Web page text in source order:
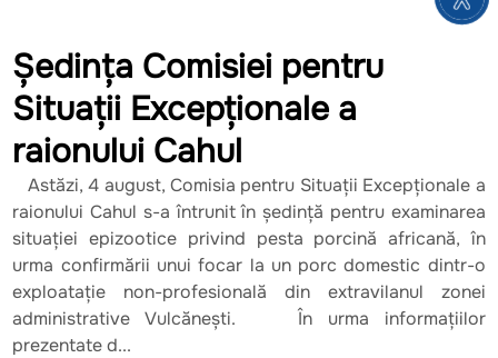
Ședința Comisiei pentru
Situații Excepționale a
raionului Cahul
Astăzi, 4 august, Comisia pentru Situații Excepționale a
raionului Cahul s-a întrunit în ședință pentru examinarea
situației epizootice privind pesta porcină africană, în
urma confirmării unui focar la un porc domestic dintr-o
exploatație non-profesională din extravilanul zonei
administrative Vulcănești. În urma informațiilor
prezentate d...